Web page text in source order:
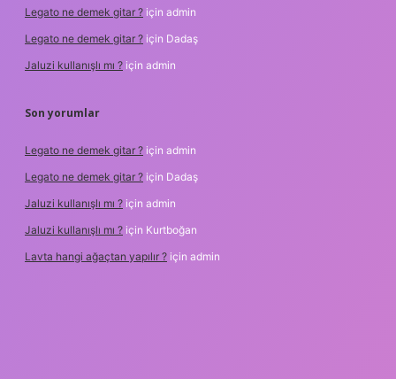
Legato ne demek gitar ? için admin
Legato ne demek gitar ? için Dadaş
Jaluzi kullanışlı mı ? için admin
Son yorumlar
Legato ne demek gitar ? için admin
Legato ne demek gitar ? için Dadaş
Jaluzi kullanışlı mı ? için admin
Jaluzi kullanışlı mı ? için Kurtboğan
Lavta hangi ağaçtan yapılır ? için admin